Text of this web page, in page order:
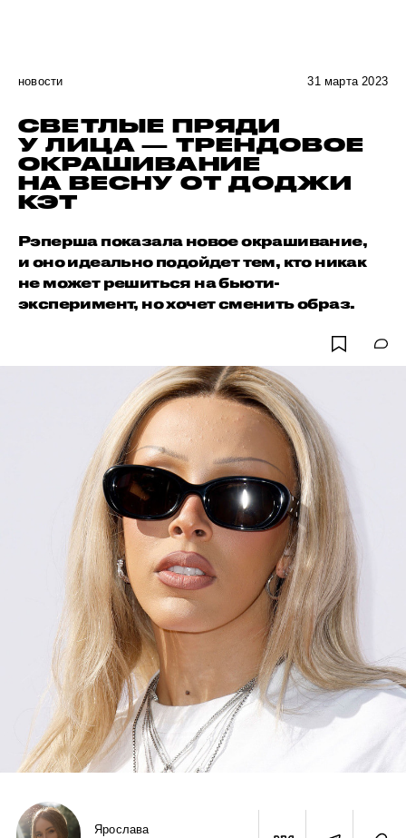
новости 31 марта 2023
СВЕТЛЫЕ ПРЯДИ
У ЛИЦА — ТРЕНДОВОЕ
ОКРАШИВАНИЕ
НА ВЕСНУ ОТ ДОДЖИ
КЭТ
Рэперша показала новое окрашивание,
и оно идеально подойдет тем, кто никак
не может решиться на бьюти-
эксперимент, но хочет сменить образ.
Ярослава